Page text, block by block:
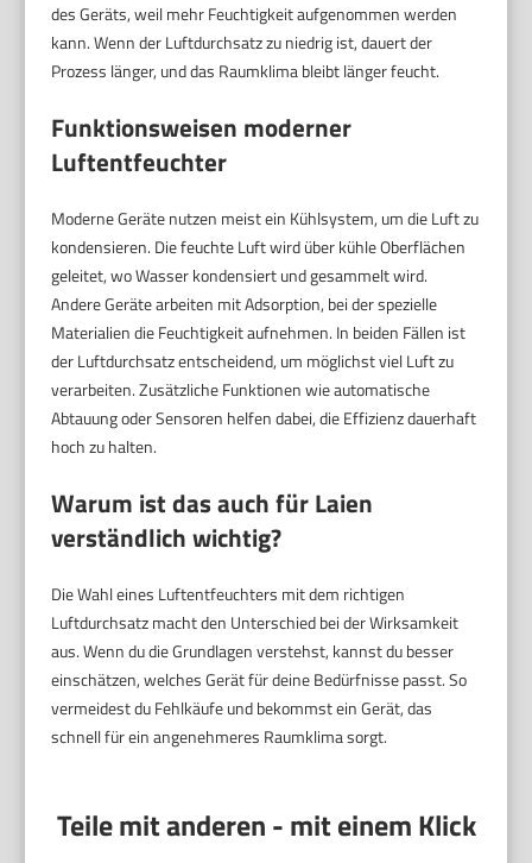
des Geräts, weil mehr Feuchtigkeit aufgenommen werden
kann. Wenn der Luftdurchsatz zu niedrig ist, dauert der
Prozess länger, und das Raumklima bleibt länger feucht.
Funktionsweisen moderner
Luftentfeuchter
Moderne Geräte nutzen meist ein Kühlsystem, um die Luft zu
kondensieren. Die feuchte Luft wird über kühle Oberflächen
geleitet, wo Wasser kondensiert und gesammelt wird.
Andere Geräte arbeiten mit Adsorption, bei der spezielle
Materialien die Feuchtigkeit aufnehmen. In beiden Fällen ist
der Luftdurchsatz entscheidend, um möglichst viel Luft zu
verarbeiten. Zusätzliche Funktionen wie automatische
Abtauung oder Sensoren helfen dabei, die Effizienz dauerhaft
hoch zu halten.
Warum ist das auch für Laien
verständlich wichtig?
Die Wahl eines Luftentfeuchters mit dem richtigen
Luftdurchsatz macht den Unterschied bei der Wirksamkeit
aus. Wenn du die Grundlagen verstehst, kannst du besser
einschätzen, welches Gerät für deine Bedürfnisse passt. So
vermeidest du Fehlkäufe und bekommst ein Gerät, das
schnell für ein angenehmeres Raumklima sorgt.